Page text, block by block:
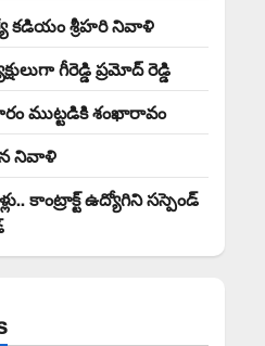
కడియం శ్రీహరి నివాళి
గీరెడ్డి ప్రమోద్ రెడ్డి
ముట్టడికి శంఖారావం
నివాళి
కాంట్రాక్ట్ ఉద్యోగిని సస్పెండ్